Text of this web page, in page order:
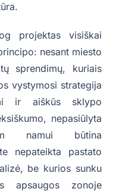
projektas visiškai
nesant miesto
sprendimų, kuriais
vystymosi strategija
ir aiškūs sklypo
nepasiūlyta
namui būtina
nepateikta pastato
be kurios sunku
apsaugos zonoje